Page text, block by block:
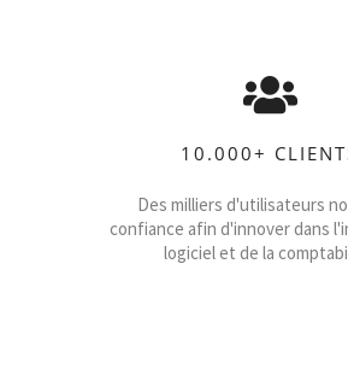
10.000+
Des milliers d'utilisateurs
confiance afin d'innover dans
logiciel et de la